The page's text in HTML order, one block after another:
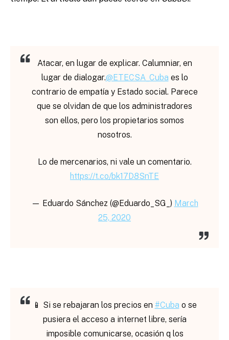
Atacar, en lugar de explicar. Calumniar, en
lugar de dialogar.@ETECSA_Cuba es lo
contrario de empatía y Estado social. Parece
que se olvidan de que los administradores
son ellos, pero los propietarios somos
nosotros.
Lo de mercenarios, ni vale un comentario.
https://t.co/bk17D8SnTE
— Eduardo Sánchez (@Eduardo_SG_) March
25, 2020
📱 Si se rebajaran los precios en #Cuba o se
pusiera el acceso a internet libre, sería
imposible comunicarse, ocasión q los